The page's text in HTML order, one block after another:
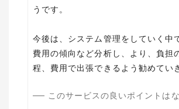
うです。
今後は、システム管理をしていく中
費用の傾向など分析し、より、負担
程、費用で出張できるよう勧めてい
このサービスの良いポイントは